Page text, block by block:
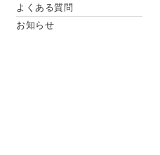
よくある質問
お知らせ
別
替え